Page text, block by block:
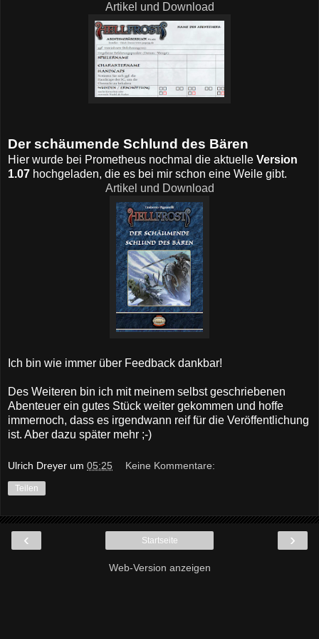
Artikel und Download
Der schäumende Schlund des Bären
Hier wurde bei Prometheus nochmal die aktuelle Version
1.07 hochgeladen, die es bei mir schon eine Weile gibt.
Artikel und Download
Ich bin wie immer über Feedback dankbar!
Des Weiteren bin ich mit meinem selbst geschriebenen
Abenteuer ein gutes Stück weiter gekommen und hoffe
immernoch, dass es irgendwann reif für die Veröffentlichung
ist. Aber dazu später mehr ;-)
Ulrich Dreyer um 05:25 Keine Kommentare:
Teilen
‹ ›
Startseite
Web-Version anzeigen